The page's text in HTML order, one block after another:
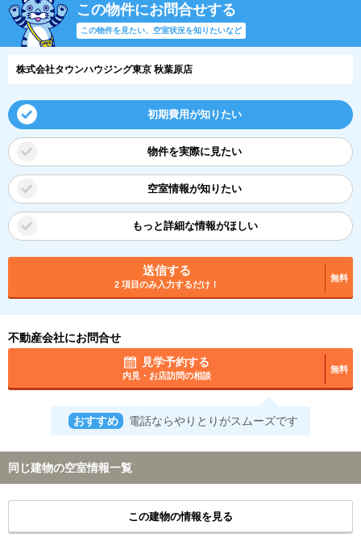
この物件にお問合せする
この物件を見たい、空室状況を知りたいなど
株式会社タウンハウジング東京 秋葉原店
初期費用が知りたい
物件を実際に見たい
空室情報が知りたい
もっと詳細な情報がほしい
送信する
2 項目のみ入力するだけ！
無料
不動産会社にお問合せ
見学予約する
内見・お店訪問の相談
無料
おすすめ 電話ならやりとりがスムーズです
同じ建物の空室情報一覧
この建物の情報を見る